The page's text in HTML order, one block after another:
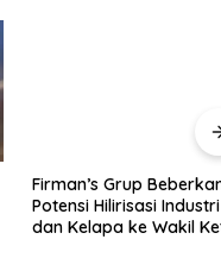
Firman’s Grup Beberkan
Potensi Hilirisasi Industri Pala
dan Kelapa ke Wakil Ketua